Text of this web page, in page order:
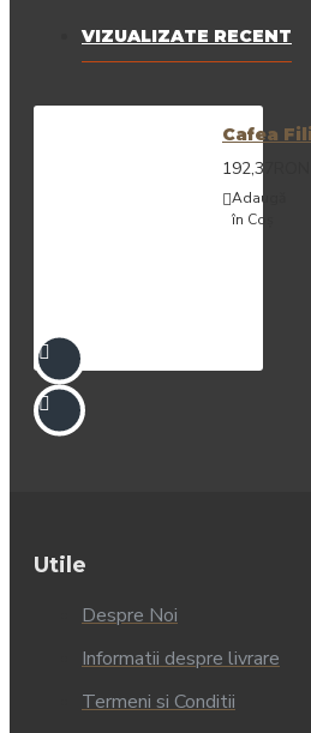
VIZUALIZATE RECENT
Cafea
192,37RON
Adaugă
în Coş
Utile
Despre Noi
Informatii despre livrare
Termeni si Conditii